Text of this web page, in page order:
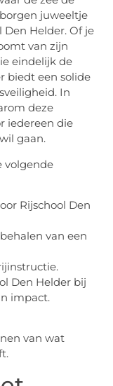
juweeltje
Den Helder. Of je
van zijn
eindelijk de
biedt een solide
In
deze
iedereen die
gaan.
volgende
Rijschool Den
van een
Den Helder bij
impact.
van wat